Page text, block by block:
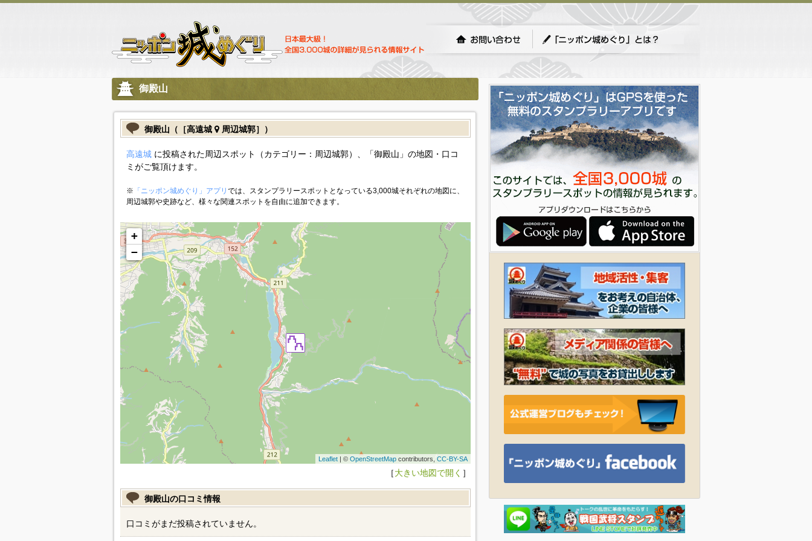
御殿山
御殿山（［高遠城 周辺城郭］）
高遠城に投稿された周辺スポット（カテゴリー：周辺城郭）、「御殿山」の地図・口コ
ミがご覧頂けます。
※ 「ニッポン城めぐり」アプリ では、スタンプラリースポットとなっている3,000城それぞれの地図に、
周辺城郭や史跡など、様々な関連スポットを自由に追加できます。
+
−
Leaflet| © OpenStreetMapcontributors, CC-BY-SA
［大きい地図で開く ］
御殿山の口コミ情報
口コミがまだ投稿されていません。